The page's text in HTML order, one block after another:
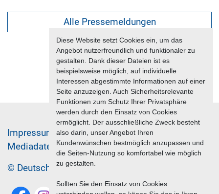
Diese Website setzt Cookies ein, um das
Angebot nutzerfreundlich und funktionaler zu
gestalten. Dank dieser Dateien ist es
beispielsweise möglich, auf individuelle
Interessen abgestimmte Informationen auf einer
Seite anzuzeigen. Auch Sicherheitsrelevante
Funktionen zum Schutz Ihrer Privatsphäre
werden durch den Einsatz von Cookies
ermöglicht. Der ausschließliche Zweck besteht
also darin, unser Angebot Ihren
Kundenwünschen bestmöglich anzupassen und
die Seiten-Nutzung so komfortabel wie möglich
zu gestalten.
Sollten Sie den Einsatz von Cookies
Alle Pressemeldungen
Im­pres­sum & Da­ten­schutz
Me­di­a­da­ten & Mar­ke­ting­leis­tun­gen
Jobs
© Deutscher Reiseverband 2026